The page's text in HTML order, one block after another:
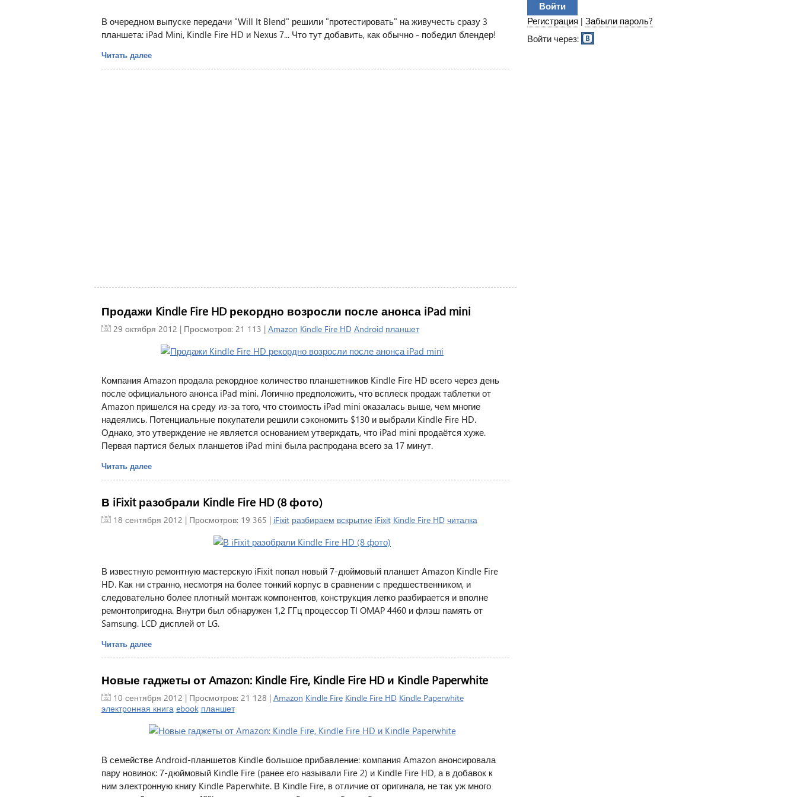
В очередном выпуске передачи "Will It Blend" решили "протестировать" на живучесть сразу 3
планшета: iPad Mini, Kindle Fire HD и Nexus 7... Что тут добавить, как обычно - победил блендер!
Читать далее
Продажи Kindle Fire HD рекордно возросли после анонса iPad mini
29 октября 2012 | Просмотров: 21 113 | Amazon Kindle Fire HD Android планшет
Компания Amazon продала рекордное количество планшетников Kindle Fire HD всего через день
после официального анонса iPad mini. Логично предположить, что всплеск продаж таблетки от
Amazon пришелся на среду из-за того, что стоимость iPad mini оказалась выше, чем многие
надеялись. Потенциальные покупатели решили сэкономить $130 и выбрали Kindle Fire HD.
Однако, это утверждение не является основанием утверждать, что iPad mini продаётся хуже.
Первая партися белых планшетов iPad mini была распродана всего за 17 минут.
Читать далее
В iFixit разобрали Kindle Fire HD (8 фото)
18 сентября 2012 | Просмотров: 19 365 | iFixit разбираем вскрытие iFixit Kindle Fire HD читалка
В известную ремонтную мастерскую iFixit попал новый 7-дюймовый планшет Amazon Kindle Fire
HD. Как ни странно, несмотря на более тонкий корпус в сравнении с предшественником, и
следовательно более плотный монтаж компонентов, конструкция легко разбирается и вполне
ремонтопригодна. Внутри был обнаружен 1,2 ГГц процессор TI OMAP 4460 и флэш память от
Samsung. LCD дисплей от LG.
Читать далее
Новые гаджеты от Amazon: Kindle Fire, Kindle Fire HD и Kindle Paperwhite
10 сентября 2012 | Просмотров: 21 128 | Amazon Kindle Fire Kindle Fire HD Kindle Paperwhite
электронная книга ebook планшет
В семействе Android-планшетов Kindle большое прибавление: компания Amazon анонсировала
пару новинок: 7-дюймовый Kindle Fire (ранее его называли Fire 2) и Kindle Fire HD, а в добавок к
ним электронную книгу Kindle Paperwhite. В Kindle Fire, в отличие от оригинала, не так уж много
Регистрация | Забыли пароль?
Войти через: